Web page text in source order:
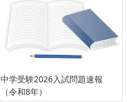
中学受験2026入試問題速報
（令和8年）